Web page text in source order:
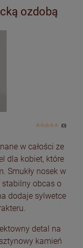
ozdobą
(0)
w całości ze
dla kobiet, które
Smukły nosek w
obcas o
dodaje sylwetce
detal na
kamień